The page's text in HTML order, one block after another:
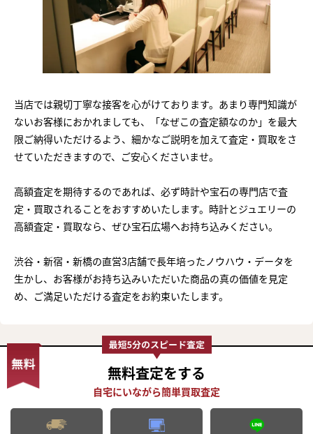
当店では親切丁寧な接客を心がけております。あまり専門知識が
ないお客様におかれましても、「なぜこの査定額なのか」を最大
限ご納得いただけるよう、細かなご説明を加えて査定・買取をさ
せていただきますので、ご安心くださいませ。
高額査定を期待するのであれば、必ず時計や宝石の専門店で査
定・買取されることをおすすめいたします。時計とジュエリーの
高額査定・買取なら、ぜひ宝石広場へお持ち込みください。
渋谷・新宿・新橋の直営3店舗で長年培ったノウハウ・データを
生かし、お客様がお持ち込みいただいた商品の真の価値を見定
め、ご満足いただける査定をお約束いたします。
無料査定をする